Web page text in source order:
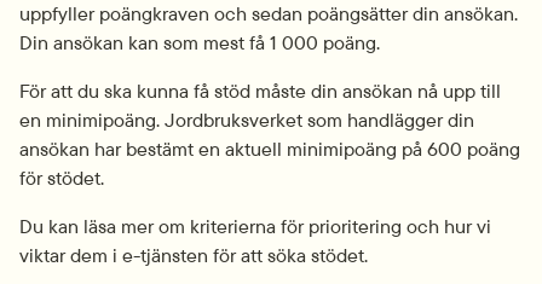
uppfyller poängkraven och sedan poängsätter din ansökan.
Din ansökan kan som mest få 1 000 poäng.
För att du ska kunna få stöd måste din ansökan nå upp till
en minimipoäng. Jordbruksverket som handlägger din
ansökan har bestämt en aktuell minimipoäng på 600 poäng
för stödet.
Du kan läsa mer om kriterierna för prioritering och hur vi
viktar dem i e-tjänsten för att söka stödet.